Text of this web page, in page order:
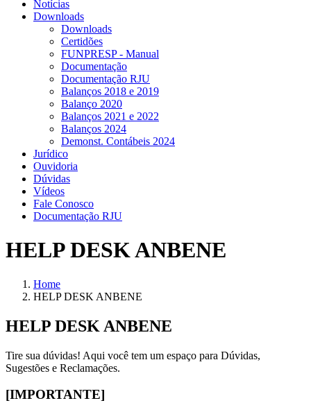
Notícias
Downloads
Downloads
Certidões
FUNPRESP - Manual
Documentação
Documentação RJU
Balanços 2018 e 2019
Balanço 2020
Balanços 2021 e 2022
Balanços 2024
Demonst. Contábeis 2024
Jurídico
Ouvidoria
Dúvidas
Vídeos
Fale Conosco
Documentação RJU
HELP DESK ANBENE
Home
HELP DESK ANBENE
HELP DESK ANBENE
Tire sua dúvidas! Aqui você tem um espaço para Dúvidas,
Sugestões e Reclamações.
[IMPORTANTE]